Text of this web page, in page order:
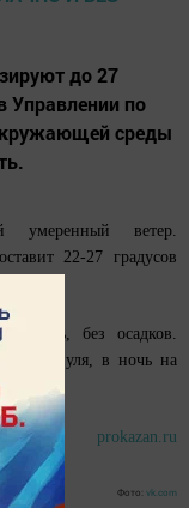
до 27
Управлении по
среды
умеренный ветер.
22-27 градусов
без осадков.
выше нуля, в ночь на
prokazan.ru
Фото: vk.com